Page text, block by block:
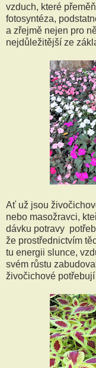
vzduch, které
fotosyntéza,
a zřejmě nejen pro
nejdůležitější ze
Ať už jsou
nebo masožravci,
dávku potravy
že prostřednictvím
tu energii slunce,
svém růstu
živočichové